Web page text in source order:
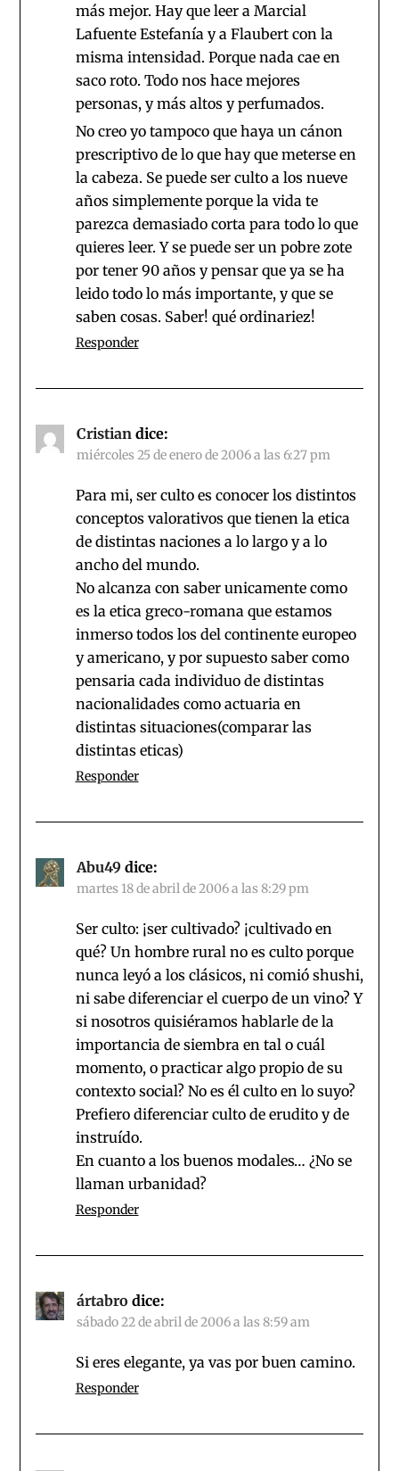
más mejor. Hay que leer a Marcial
Lafuente Estefanía y a Flaubert con la
misma intensidad. Porque nada cae en
saco roto. Todo nos hace mejores
personas, y más altos y perfumados.
No creo yo tampoco que haya un cánon
prescriptivo de lo que hay que meterse en
la cabeza. Se puede ser culto a los nueve
años simplemente porque la vida te
parezca demasiado corta para todo lo que
quieres leer. Y se puede ser un pobre zote
por tener 90 años y pensar que ya se ha
leido todo lo más importante, y que se
saben cosas. Saber! qué ordinariez!
Responder
Cristian dice:
miércoles 25 de enero de 2006 a las 6:27 pm
Para mi, ser culto es conocer los distintos
conceptos valorativos que tienen la etica
de distintas naciones a lo largo y a lo
ancho del mundo.
No alcanza con saber unicamente como
es la etica greco-romana que estamos
inmerso todos los del continente europeo
y americano, y por supuesto saber como
pensaria cada individuo de distintas
nacionalidades como actuaria en
distintas situaciones(comparar las
distintas eticas)
Responder
Abu49 dice:
martes 18 de abril de 2006 a las 8:29 pm
Ser culto: ¡ser cultivado? ¡cultivado en
qué? Un hombre rural no es culto porque
nunca leyó a los clásicos, ni comió shushi,
ni sabe diferenciar el cuerpo de un vino? Y
si nosotros quisiéramos hablarle de la
importancia de siembra en tal o cuál
momento, o practicar algo propio de su
contexto social? No es él culto en lo suyo?
Prefiero diferenciar culto de erudito y de
instruído.
En cuanto a los buenos modales… ¿No se
llaman urbanidad?
Responder
ártabro dice:
sábado 22 de abril de 2006 a las 8:59 am
Si eres elegante, ya vas por buen camino.
Responder